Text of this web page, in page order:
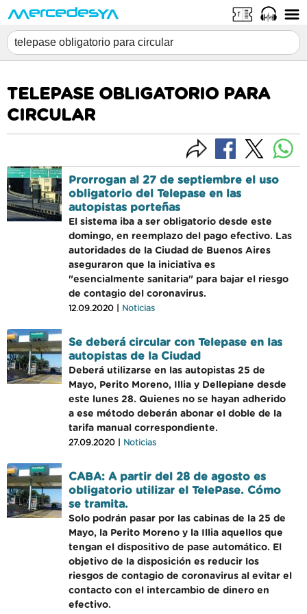
TELEPASE OBLIGATORIO PARA
CIRCULAR
Prorrogan al 27 de septiembre el uso
obligatorio del Telepase en las
autopistas porteñas
El sistema iba a ser obligatorio desde este
domingo, en reemplazo del pago efectivo. Las
autoridades de la Ciudad de Buenos Aires
aseguraron que la iniciativa es
"esencialmente sanitaria" para bajar el riesgo
de contagio del coronavirus.
12.09.2020 | Noticias
Se deberá circular con Telepase en las
autopistas de la Ciudad
Deberá utilizarse en las autopistas 25 de
Mayo, Perito Moreno, Illia y Dellepiane desde
este lunes 28. Quienes no se hayan adherido
a ese método deberán abonar el doble de la
tarifa manual correspondiente.
27.09.2020 | Noticias
CABA: A partir del 28 de agosto es
obligatorio utilizar el TelePase. Cómo
se tramita.
Solo podrán pasar por las cabinas de la 25 de
Mayo, la Perito Moreno y la Illia aquellos que
tengan el dispositivo de pase automático. El
objetivo de la disposición es reducir los
riesgos de contagio de coronavirus al evitar el
contacto con el intercambio de dinero en
efectivo.